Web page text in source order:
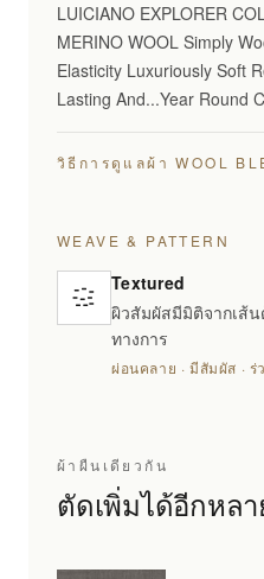
LUICIANO EXPLORER
MERINO WOOL Simply
Elasticity Luxuriously Soft
Lasting And...Year Round
วิธีการดูแลผ้า WOOL
WEAVE & PATTERN
Textured
ผิวสัมผัสมีมิติจากเส้น
ทางการ
ผ่อนคลาย · มีสัมผัส · ร่
ผ้าผืนเดียวกัน
ตัดเพิ่มได้อีกหล